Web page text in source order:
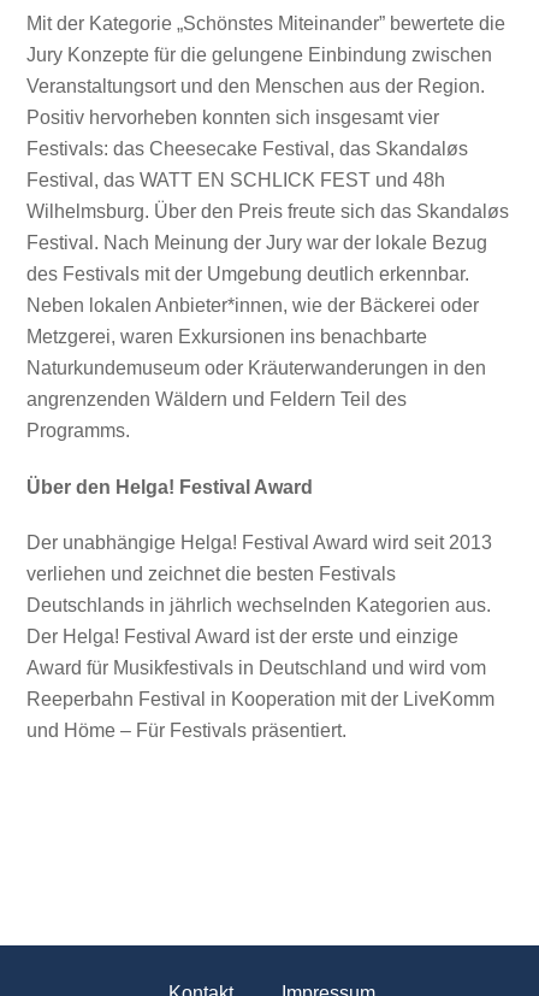
Mit der Kategorie „Schönstes Miteinander” bewertete die
Jury Konzepte für die gelungene Einbindung zwischen
Veranstaltungsort und den Menschen aus der Region.
Positiv hervorheben konnten sich insgesamt vier
Festivals: das Cheesecake Festival, das Skandaløs
Festival, das WATT EN SCHLICK FEST und 48h
Wilhelmsburg. Über den Preis freute sich das Skandaløs
Festival. Nach Meinung der Jury war der lokale Bezug
des Festivals mit der Umgebung deutlich erkennbar.
Neben lokalen Anbieter*innen, wie der Bäckerei oder
Metzgerei, waren Exkursionen ins benachbarte
Naturkundemuseum oder Kräuterwanderungen in den
angrenzenden Wäldern und Feldern Teil des
Programms.
Über den Helga! Festival Award
Der unabhängige Helga! Festival Award wird seit 2013
verliehen und zeichnet die besten Festivals
Deutschlands in jährlich wechselnden Kategorien aus.
Der Helga! Festival Award ist der erste und einzige
Award für Musikfestivals in Deutschland und wird vom
Reeperbahn Festival in Kooperation mit der LiveKomm
und Höme – Für Festivals präsentiert.